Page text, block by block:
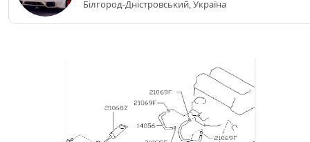
Білгород-Дністровський, Україна